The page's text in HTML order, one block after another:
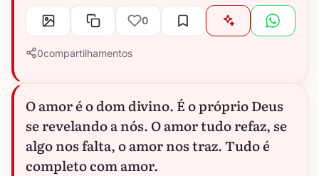
0
0compartilhamentos
O amor é o dom divino. É o próprio Deus
se revelando a nós. O amor tudo refaz, se
algo nos falta, o amor nos traz. Tudo é
completo com amor.